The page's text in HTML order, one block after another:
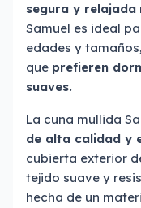
segura y relajada
Samuel es ideal
edades y
que prefieren
suaves.
La cuna mullida
de alta calidad y
cubierta exterior
tejido suave y
hecha de un